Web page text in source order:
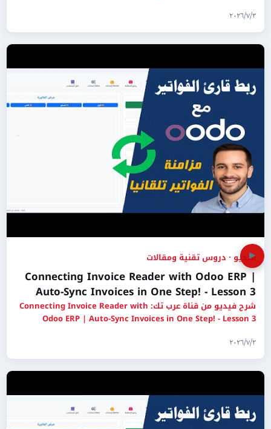
٣‏/٧‏/٢٠٢٦
▶
فيديو · دروس تقنية ومقالات
Connecting Invoice Reader with Odoo ERP |
Auto-Sync Invoices in One Step! - Lesson 3
شرح فيديو من قناة عرب تك: Connecting Invoice Reader with
Odoo ERP | Auto-Sync Invoices in One Step! - Lesson 3
٣‏/٧‏/٢٠٢٦